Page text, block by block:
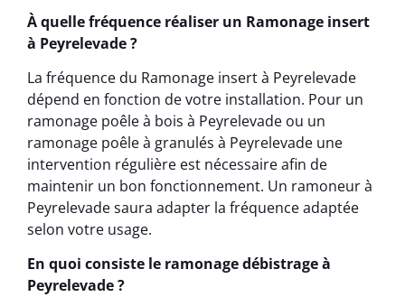
À quelle fréquence réaliser un Ramonage insert
à Peyrelevade ?
La fréquence du Ramonage insert à Peyrelevade
dépend en fonction de votre installation. Pour un
ramonage poêle à bois à Peyrelevade ou un
ramonage poêle à granulés à Peyrelevade une
intervention régulière est nécessaire afin de
maintenir un bon fonctionnement. Un ramoneur à
Peyrelevade saura adapter la fréquence adaptée
selon votre usage.
En quoi consiste le ramonage débistrage à
Peyrelevade ?